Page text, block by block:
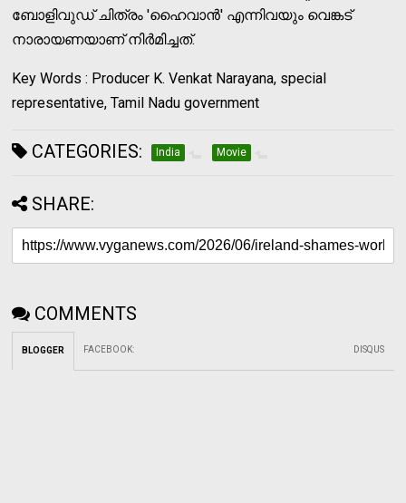
ബോളിവുഡ് ചിത്രം 'ഹൈവാന്‍' എന്നിവയും വെങ്കട്
നാരായണയാണ് നിര്‍മിച്ചത്.
Key Words : Producer K. Venkat Narayana, special
representative, Tamil Nadu government
CATEGORIES: India Movie
SHARE:
COMMENTS
BLOGGER FACEBOOK: DISQUS